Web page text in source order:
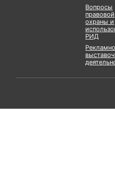
Вопросы
правовой
охраны и
РИД